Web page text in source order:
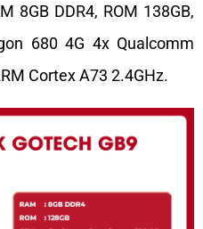
8GB DDR4, ROM 138GB,
680 4G 4x Qualcomm
Cortex A73 2.4GHz.